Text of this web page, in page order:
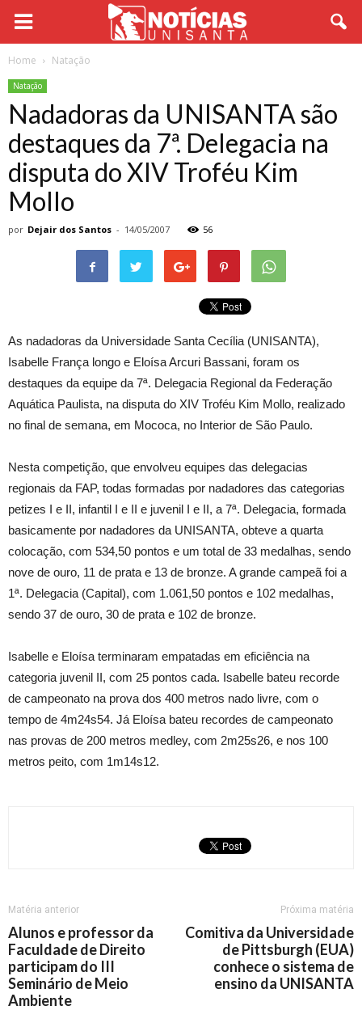
Home Natação
Natação
Nadadoras da UNISANTA são
destaques da 7ª. Delegacia na
disputa do XIV Troféu Kim
Mollo
por Dejair dos Santos - 14/05/2007 56
As nadadoras da Universidade Santa Cecília (UNISANTA),
Isabelle França longo e Eloísa Arcuri Bassani, foram os
destaques da equipe da 7ª. Delegacia Regional da Federação
Aquática Paulista, na disputa do XIV Troféu Kim Mollo, realizado
no final de semana, em Mococa, no Interior de São Paulo.
Nesta competição, que envolveu equipes das delegacias
regionais da FAP, todas formadas por nadadores das categorias
petizes I e II, infantil I e II e juvenil I e II, a 7ª. Delegacia, formada
basicamente por nadadores da UNISANTA, obteve a quarta
colocação, com 534,50 pontos e um total de 33 medalhas, sendo
nove de ouro, 11 de prata e 13 de bronze. A grande campeã foi a
1ª. Delegacia (Capital), com 1.061,50 pontos e 102 medalhas,
sendo 37 de ouro, 30 de prata e 102 de bronze.
Isabelle e Eloísa terminaram empatadas em eficiência na
categoria juvenil II, com 25 pontos cada. Isabelle bateu recorde
de campeonato na prova dos 400 metros nado livre, com o
tempo de 4m24s54. Já Eloísa bateu recordes de campeonato
nas provas de 200 metros medley, com 2m25s26, e nos 100
metros peito, com 1m14s12.
Matéria anterior
Alunos e professor da
Faculdade de Direito
participam do III
Seminário de Meio
Ambiente
Próxima matéria
Comitiva da Universidade
de Pittsburgh (EUA)
conhece o sistema de
ensino da UNISANTA